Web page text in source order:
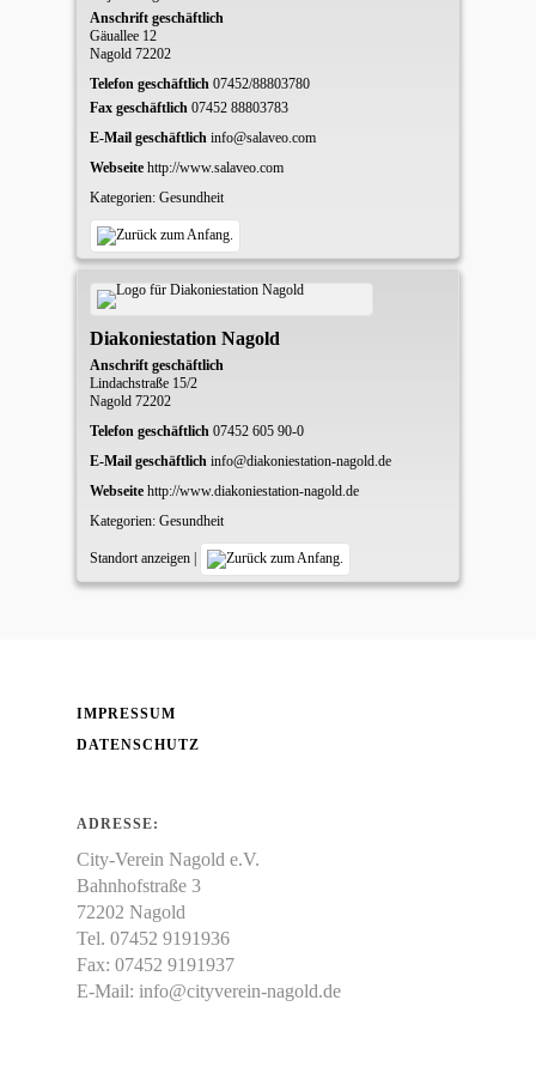
Anschrift geschäftlich
Gäuallee 12
Nagold 72202
Telefon geschäftlich 07452/88803780
Fax geschäftlich 07452 88803783
E-Mail geschäftlich info@salaveo.com
Webseite http://www.salaveo.com
Kategorien: Gesundheit
Diakoniestation Nagold
Anschrift geschäftlich
Lindachstraße 15/2
Nagold 72202
Telefon geschäftlich 07452 605 90-0
E-Mail geschäftlich info@diakoniestation-nagold.de
Webseite http://www.diakoniestation-nagold.de
Kategorien: Gesundheit
Standort anzeigen
IMPRESSUM
DATENSCHUTZ
ADRESSE:
City-Verein Nagold e.V.
Bahnhofstraße 3
72202 Nagold
Tel. 07452 9191936
Fax: 07452 9191937
E-Mail: info@cityverein-nagold.de